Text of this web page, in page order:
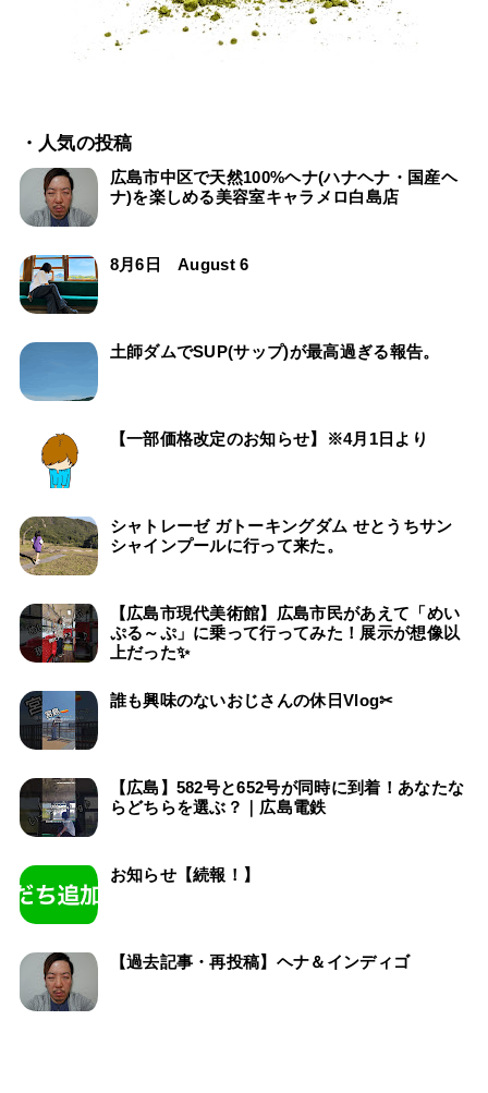
・人気の投稿
広島市中区で天然100%ヘナ(ハナヘナ・国産ヘ
ナ)を楽しめる美容室キャラメロ白島店
8月6日 August 6
土師ダムでSUP(サップ)が最高過ぎる報告。
【一部価格改定のお知らせ】※4月1日より
シャトレーゼ ガトーキングダム せとうちサン
シャインプールに行って来た。
【広島市現代美術館】広島市民があえて「めい
ぷる～ぷ」に乗って行ってみた！展示が想像以
上だった✨
誰も興味のないおじさんの休日Vlog✂
【広島】582号と652号が同時に到着！あなたな
らどちらを選ぶ？｜広島電鉄
お知らせ【続報！】
【過去記事・再投稿】ヘナ＆インディゴ